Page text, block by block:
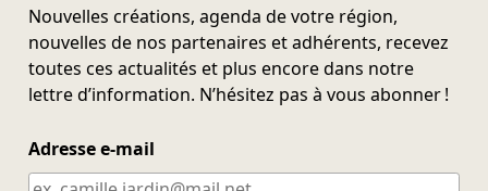
Nouvelles créations, agenda de votre région,
nouvelles de nos partenaires et adhérents, recevez
toutes ces actualités et plus encore dans notre
lettre d’information. N’hésitez pas à vous abonner !
Adresse e-mail